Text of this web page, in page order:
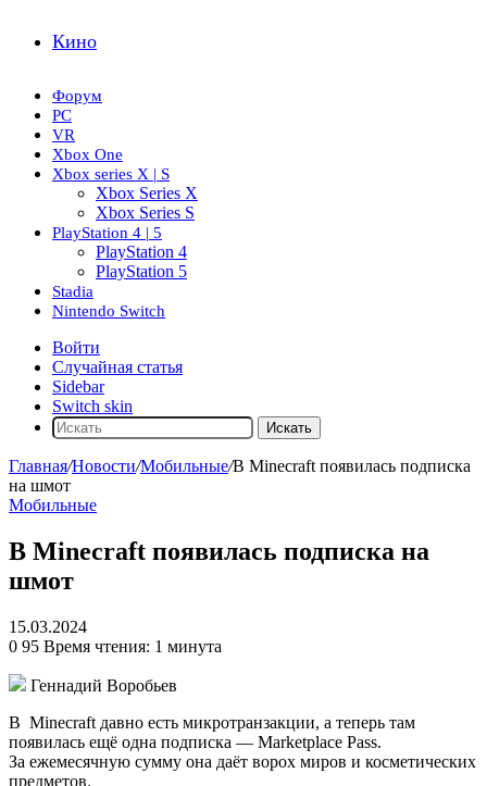
Кино
Форум
PC
VR
Xbox One
Xbox series X | S
Xbox Series X
Xbox Series S
PlayStation 4 | 5
PlayStation 4
PlayStation 5
Stadia
Nintendo Switch
Войти
Случайная статья
Sidebar
Switch skin
Искать
Главная/Новости/Мобильные/В Minecraft появилась подписка
на шмот
Мобильные
В Minecraft появилась подписка на
шмот
15.03.2024
0 95 Время чтения: 1 минута
Геннадий Воробьев
В Minecraft давно есть микротранзакции, а теперь там
появилась ещё одна подписка — Marketplace Pass.
За ежемесячную сумму она даёт ворох миров и косметических
предметов.